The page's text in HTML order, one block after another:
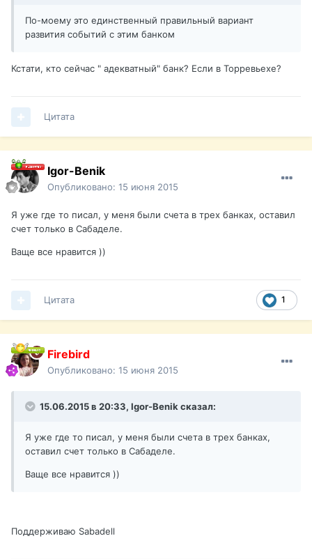
По-моему это единственный правильный вариант
развития событий с этим банком
Кстати, кто сейчас " адекватный" банк? Если в Торревьехе?
Цитата
Igor-Benik
Опубликовано: 15 июня 2015
Я уже где то писал, у меня были счета в трех банках, оставил
счет только в Сабаделе.
Ваще все нравится ))
1
Цитата
Firebird
Опубликовано: 15 июня 2015
15.06.2015 в 20:33, Igor-Benik сказал:
Я уже где то писал, у меня были счета в трех банках,
оставил счет только в Сабаделе.
Ваще все нравится ))
Поддерживаю Sabadell